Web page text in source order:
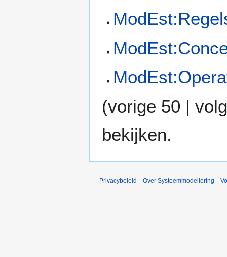
(vorige 50 |
bekijken.
Privacybeleid Over Systeemmodellering